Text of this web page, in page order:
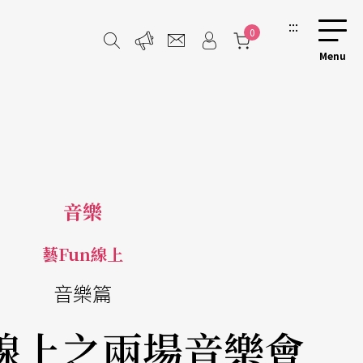
0 :::
音樂
藝Fun線上
音樂篇
上之兩場音樂會